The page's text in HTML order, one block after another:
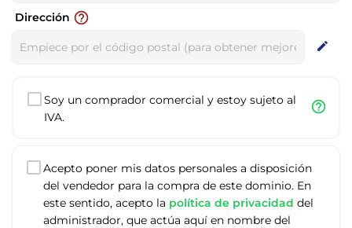
+1
Dirección help_outline
edit
Soy un comprador comercial y estoy sujeto al
IVA.
help_outline
Acepto poner mis datos personales a disposición
del vendedor para la compra de este dominio. En
este sentido, acepto la política de privacidad del
administrador, que actúa aquí en nombre del